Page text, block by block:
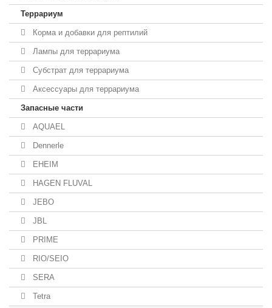
Террариум
Корма и добавки для рептилий
Лампы для террариума
Субстрат для террариума
Аксессуары для террариума
Запасные части
AQUAEL
Dennerle
EHEIM
HAGEN FLUVAL
JEBO
JBL
PRIME
RIO/SEIO
SERA
Tetra